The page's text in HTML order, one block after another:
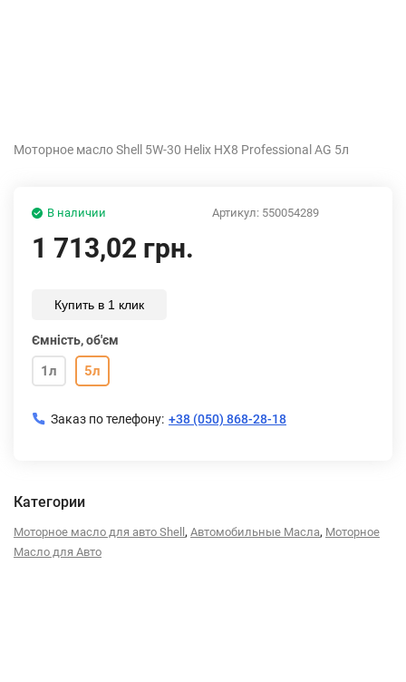
Моторное масло Shell 5W-30 Helix HX8 Professional AG 5л
Артикул: 550054289
В наличии
1 713,02 грн.
Купить в 1 клик
Ємність, об'єм
1л 5л
Заказ по телефону: +38 (050) 868-28-18
Категории
Моторное масло для авто Shell , Автомобильные Масла, Моторное
Масло для Авто